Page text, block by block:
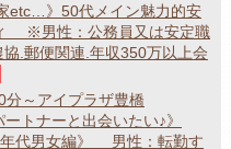
etc…》50代メイン魅力的安
※男性：公務員又は安定職
協.郵便関連.年収350万以上会
～アイプラザ豊橋
トナーと出会いたい♪》
年代男女編》 男性：転勤す